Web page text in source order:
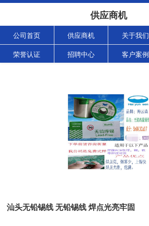
供应商机
公司首页 供应商机 关于我们
荣誉认证 招聘中心 客户案例
汕头无铅锡线 无铅锡线 焊点光亮牢固